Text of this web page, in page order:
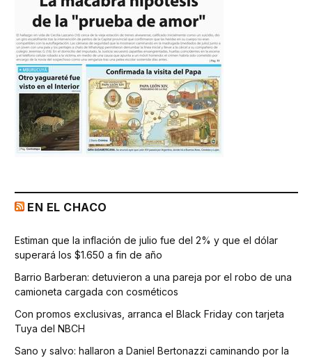
EN EL CHACO
Estiman que la inflación de julio fue del 2% y que el dólar
superará los $1.650 a fin de año
Barrio Barberan: detuvieron a una pareja por el robo de una
camioneta cargada con cosméticos
Con promos exclusivas, arranca el Black Friday con tarjeta
Tuya del NBCH
Sano y salvo: hallaron a Daniel Bertonazzi caminando por la